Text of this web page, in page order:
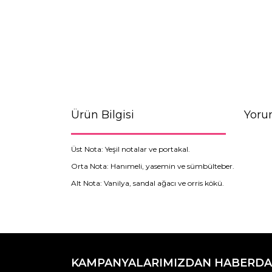
Ürün Bilgisi
Üst Nota: Yeşil notalar ve portakal.
Orta Nota: Hanımeli, yasemin ve sümbülteber.
Alt Nota: Vanilya, sandal ağacı ve orris kökü.
Görüş ve önerileriniz için teşekkür ederiz.
Ürün resmi kalitesiz, bozuk veya
KAMPANYALARIMIZDAN